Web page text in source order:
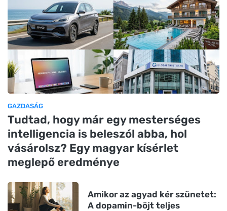
GAZDASÁG
Tudtad, hogy már egy mesterséges
intelligencia is beleszól abba, hol
vásárolsz? Egy magyar kísérlet
meglepő eredménye
Amikor az agyad kér szünetet:
A dopamin-böjt teljes